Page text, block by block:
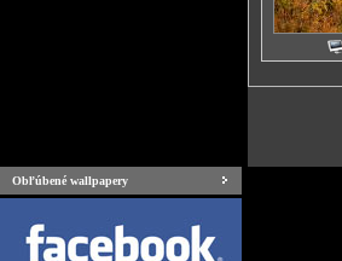
Obľúbené wallpapery